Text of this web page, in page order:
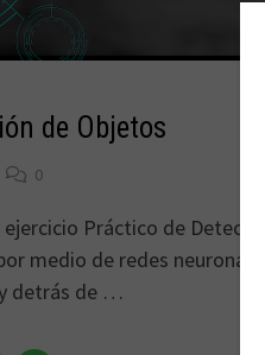
de Objetos
0
Práctico de Detección
medio de redes neuronales,
detrás de …